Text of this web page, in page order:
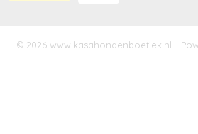
© 2026 www.kasahondenboetiek.nl -